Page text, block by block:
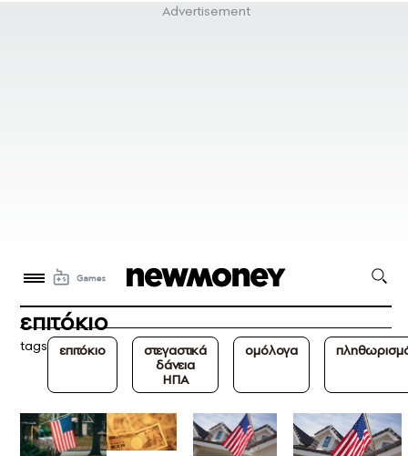
επιτόκιο
tags επιτόκιο
στεγαστικά
δάνεια
ΗΠΑ
ομόλογα